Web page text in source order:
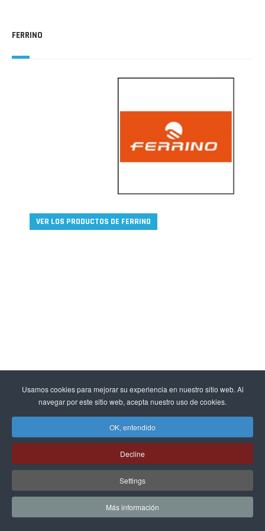
Usamos cookies para mejorar su experiencia en nuestro sitio web. Al
navegar por este sitio web, acepta nuestro uso de cookies.
OK, entendido
Decline
Settings
Más información
FERRINO
VER LOS PRODUCTOS DE FERRINO